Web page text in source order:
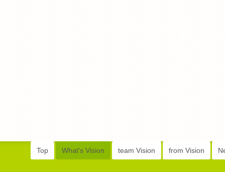
Top What's Vision team Vision from Vision